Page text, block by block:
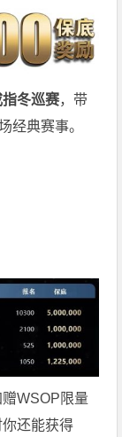
冬巡赛，带
经典赛事。
WSOP限量
还能获得